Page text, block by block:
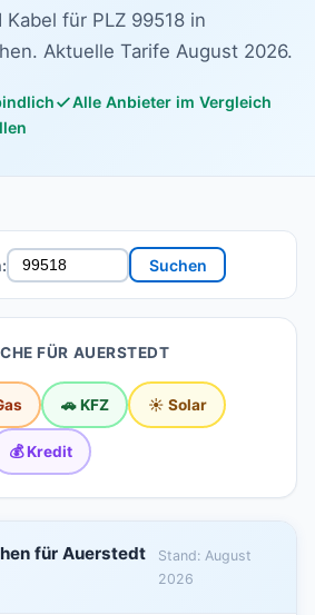
Kabel für PLZ 99518 in
Aktuelle Tarife August 2026.
Alle Anbieter im Vergleich
Suchen
FÜR AUERSTEDT
🚗 KFZ ☀️ Solar
💰 Kredit
für Auerstedt
Stand: August
2026